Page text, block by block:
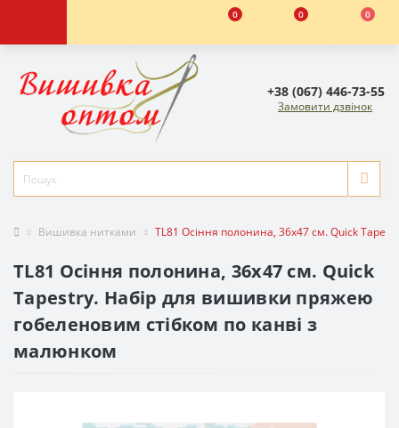
0 0 0
+38 (067) 446-73-55
Замовити дзвінок
Вишивка нитками TL81 Осіння полонина, 36х47 см. Quick
TL81 Осіння полонина, 36х47 см. Quick
Tapestry. Набір для вишивки пряжею
гобеленовим стібком по канві з
малюнком